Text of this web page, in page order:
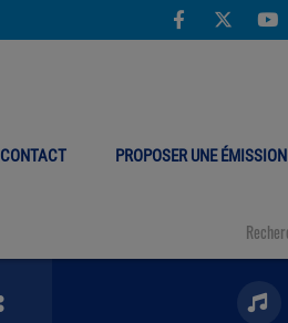
CONTACT PROPOSER UNE ÉMISSION